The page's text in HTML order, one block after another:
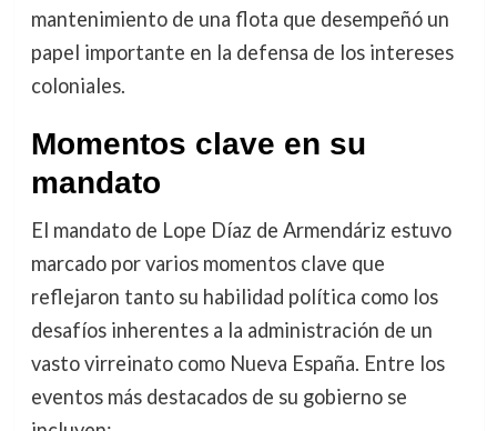
mantenimiento de una flota que desempeñó un
papel importante en la defensa de los intereses
coloniales.
Momentos clave en su
mandato
El mandato de Lope Díaz de Armendáriz estuvo
marcado por varios momentos clave que
reflejaron tanto su habilidad política como los
desafíos inherentes a la administración de un
vasto virreinato como Nueva España. Entre los
eventos más destacados de su gobierno se